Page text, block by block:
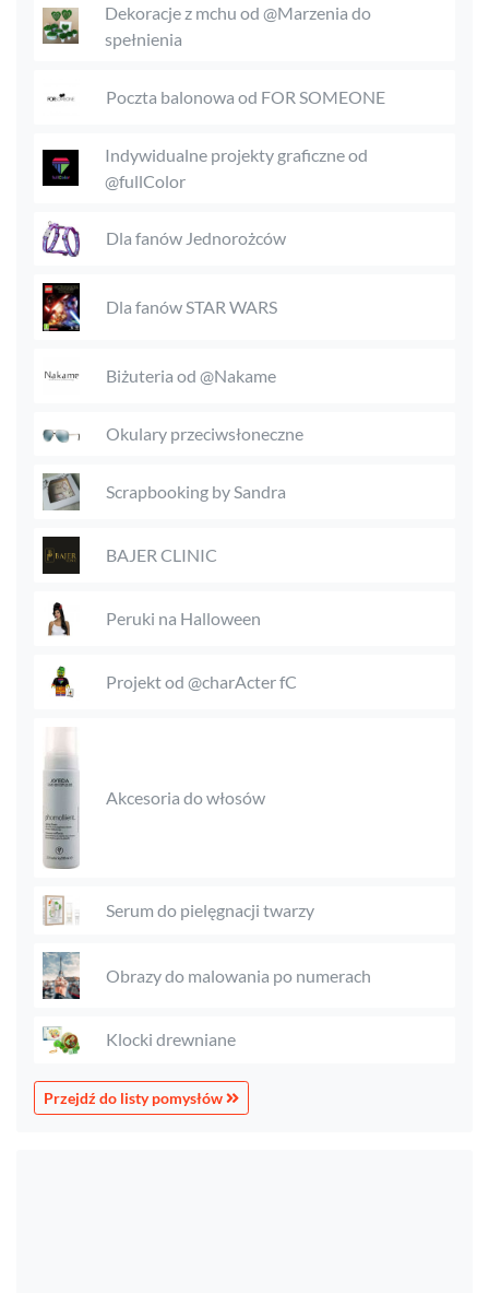
Dekoracje z mchu od @Marzenia do
spełnienia
Poczta balonowa od FOR SOMEONE
Indywidualne projekty graficzne od
@fullColor
Dla fanów Jednorożców
Dla fanów STAR WARS
Biżuteria od @Nakame
Okulary przeciwsłoneczne
Scrapbooking by Sandra
BAJER CLINIC
Peruki na Halloween
Projekt od @charActer fC
Akcesoria do włosów
Serum do pielęgnacji twarzy
Obrazy do malowania po numerach
Klocki drewniane
Przejdź do listy pomysłów